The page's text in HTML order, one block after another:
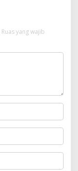
Ruas yang wajib